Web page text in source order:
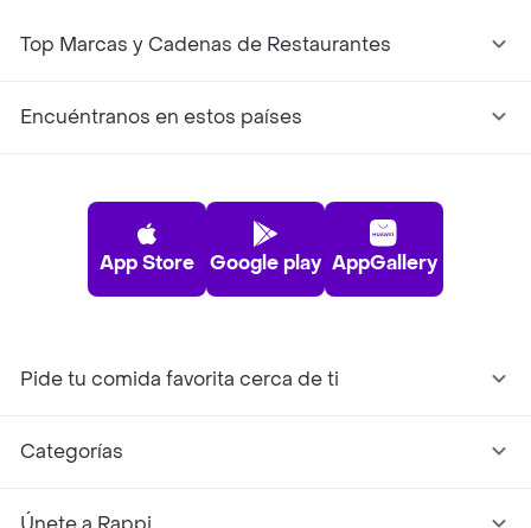
Top Marcas y Cadenas de Restaurantes
Encuéntranos en estos países
App Store Google play AppGallery
Pide tu comida favorita cerca de ti
Categorías